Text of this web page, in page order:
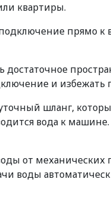
квартиры.
прямо
и
шланг,
вода к
от
воды